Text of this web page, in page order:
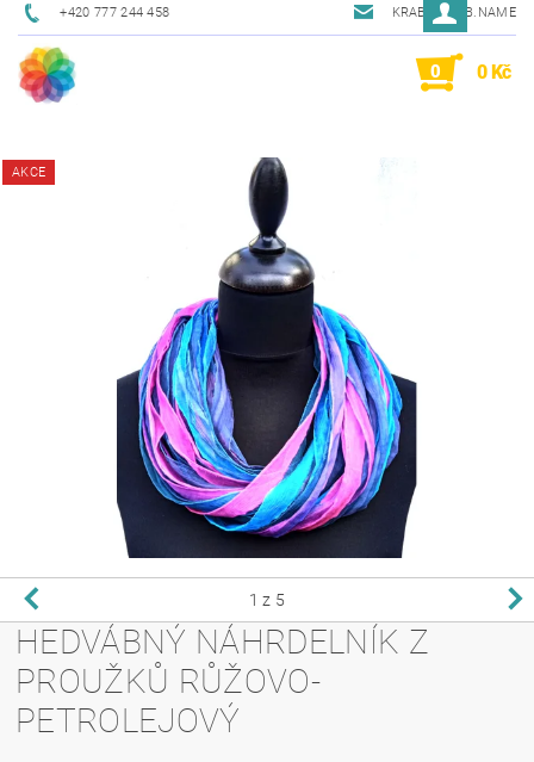
+420 777 244 458 KRAB@KRAB.NAME
0 0 Kč
AKCE
1 z 5
HEDVÁBNÝ NÁHRDELNÍK Z
PROUŽKŮ RŮŽOVO-
PETROLEJOVÝ